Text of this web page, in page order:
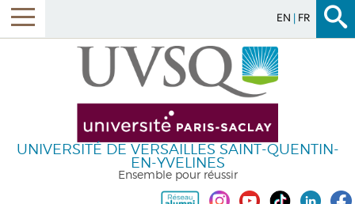
EN FR
UNIVERSITÉ DE VERSAILLES SAINT-QUENTIN-
EN-YVELINES
Ensemble pour réussir